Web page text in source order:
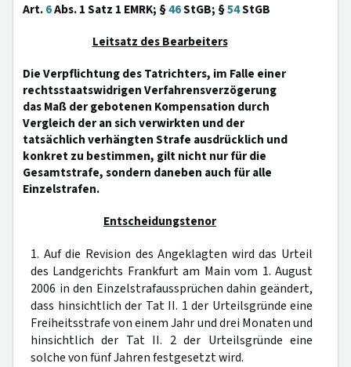
Art.6Abs. 1 Satz 1 EMRK; §46StGB; §54StGB
Leitsatz des Bearbeiters
Die Verpflichtung des Tatrichters, im Falle einer
rechtsstaatswidrigen Verfahrensverzögerung
das Maß der gebotenen Kompensation durch
Vergleich der an sich verwirkten und der
tatsächlich verhängten Strafe ausdrücklich und
konkret zu bestimmen, gilt nicht nur für die
Gesamtstrafe, sondern daneben auch für alle
Einzelstrafen.
Entscheidungstenor
1. Auf die Revision des Angeklagten wird das Urteil
des Landgerichts Frankfurt am Main vom 1. August
2006 in den Einzelstrafaussprüchen dahin geändert,
dass hinsichtlich der Tat II. 1 der Urteilsgründe eine
Freiheitsstrafe von einem Jahr und drei Monaten und
hinsichtlich der Tat II. 2 der Urteilsgründe eine
solche von fünf Jahren festgesetzt wird.